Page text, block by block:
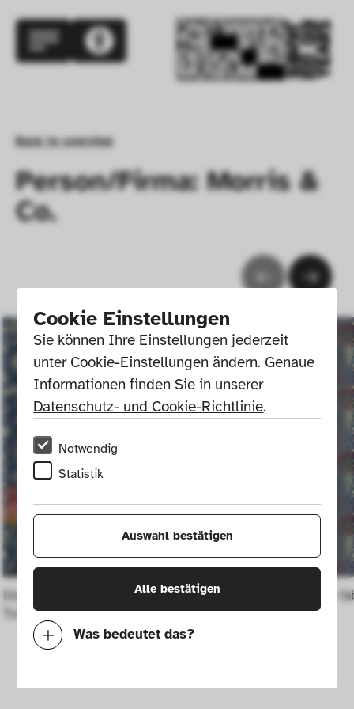
Cookie Einstellungen
Sie können Ihre Einstellungen jederzeit
unter Cookie-Einstellungen ändern. Genaue
Informationen finden Sie in unserer
Datenschutz- und Cookie-Richtlinie.
Notwendig
Statistik
Auswahl bestätigen
Alle bestätigen
Was bedeutet das?
Mit diesen Cookies können wir durch
Back to overview
Person/Firma: Morris &
Co.
Decorative fabric "Medway" or "Garden
Tulip" No. 5741
Decorative